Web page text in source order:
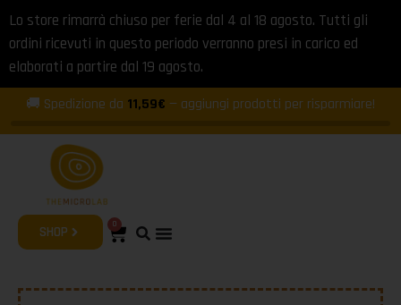
Lo store rimarrà chiuso per ferie dal 4 al 18 agosto. Tutti gli
ordini ricevuti in questo periodo verranno presi in carico ed
elaborati a partire dal 19 agosto.
🚚 Spedizione da 11,59€ — aggiungi prodotti per risparmiare!
SHOP 0